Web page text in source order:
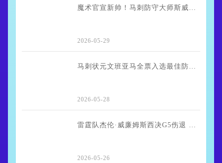
魔术官宣新帅！马刺防守大师斯威尼首度执掌NBA球队
2026-05-29
马刺状元文班亚马全票入选最佳防守一阵 创联盟唯一纪录
2026-05-28
雷霆队杰伦·威廉姆斯西决G5伤退 贾里德·麦凯恩首发出战
2026-05-26